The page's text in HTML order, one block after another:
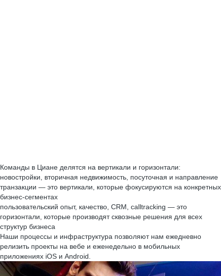
Команды в Циане делятся на вертикали и горизонтали:
новостройки, вторичная недвижимость, посуточная и направление
транзакции — это вертикали, которые фокусируются на конкретных
бизнес-сегментах
пользовательский опыт, качество, CRM, calltracking — это
горизонтали, которые производят сквозные решения для всех
структур бизнеса
Наши процессы и инфраструктура позволяют нам ежедневно
релизить проекты на вебе и еженедельно в мобильных
приложениях iOS и Android.